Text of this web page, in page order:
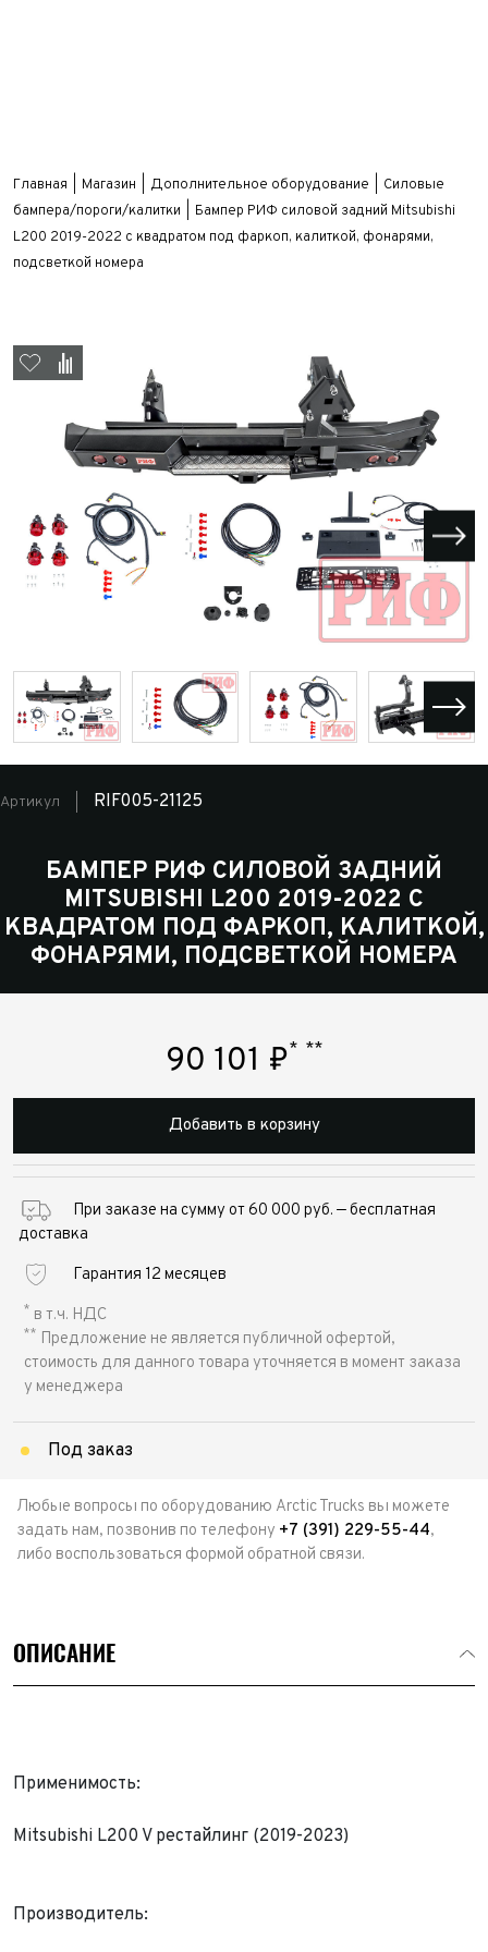
Главная Магазин Дополнительное оборудование
Силовые
бампера/пороги/калитки
Бампер РИФ силовой задний Mitsubishi
L200 2019-2022 с квадратом под фаркоп, калиткой, фонарями,
подсветкой номера
Артикул RIF005-21125
БАМПЕР РИФ СИЛОВОЙ ЗАДНИЙ
MITSUBISHI L200 2019-2022 С
КВАДРАТОМ ПОД ФАРКОП, КАЛИТКОЙ,
ФОНАРЯМИ, ПОДСВЕТКОЙ НОМЕРА
90 101 ₽* **
Добавить в корзину
При заказе на сумму от 60 000 руб. — бесплатная
доставка
Гарантия 12 месяцев
* в т.ч. НДС
** Предложение не является публичной офертой,
стоимость для данного товара уточняется в момент заказа
у менеджера
Под заказ
Любые вопросы по оборудованию Arctic Trucks вы можете
задать нам, позвонив по телефону +7 (391) 229-55-44,
либо воспользоваться формой обратной связи.
ОПИСАНИЕ
Применимость:
Mitsubishi L200 V рестайлинг (2019-2023)
Производитель:Обратная связь